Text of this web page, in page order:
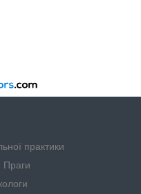
практики
Праги